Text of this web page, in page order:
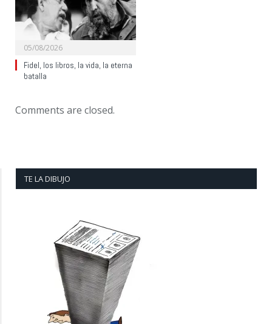
05/08/2026
Fidel, los libros, la vida, la eterna
batalla
Comments are closed.
TE LA DIBUJO